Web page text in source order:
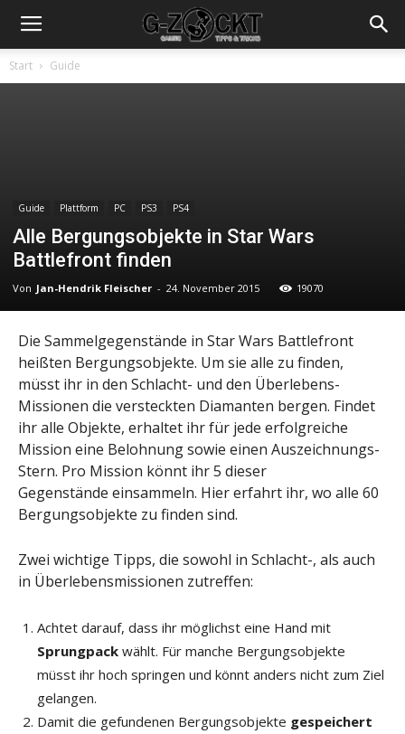
Start Guide
Guide Plattform PC PS3 PS4
Alle Bergungsobjekte in Star Wars
Battlefront finden
Von Jan-Hendrik Fleischer - 24. November 2015 19070
Die Sammelgegenstände in Star Wars Battlefront
heißten Bergungsobjekte. Um sie alle zu finden,
müsst ihr in den Schlacht- und den Überlebens-
Missionen die versteckten Diamanten bergen. Findet
ihr alle Objekte, erhaltet ihr für jede erfolgreiche
Mission eine Belohnung sowie einen Auszeichnungs-
Stern. Pro Mission könnt ihr 5 dieser
Gegenstände einsammeln. Hier erfahrt ihr, wo alle 60
Bergungsobjekte zu finden sind.
Zwei wichtige Tipps, die sowohl in Schlacht-, als auch
in Überlebensmissionen zutreffen:
Achtet darauf, dass ihr möglichst eine Hand mit
Sprungpack wählt. Für manche Bergungsobjekte
müsst ihr hoch springen und könnt anders nicht zum Ziel
gelangen.
Damit die gefundenen Bergungsobjekte gespeichert